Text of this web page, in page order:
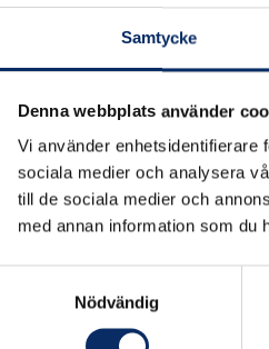
Samtycke
Denna webbplats använder
Vi använder enhetsidentifierare
sociala medier och analysera
till de sociala medier och
med annan information som du
Nödvändig
produkter